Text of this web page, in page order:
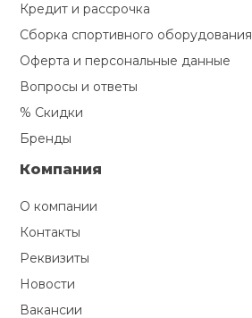
Кредит и рассрочка
Сборка спортивного оборудования
Оферта и персональные данные
Вопросы и ответы
% Скидки
Бренды
Компания
О компании
Контакты
Реквизиты
Новости
Вакансии